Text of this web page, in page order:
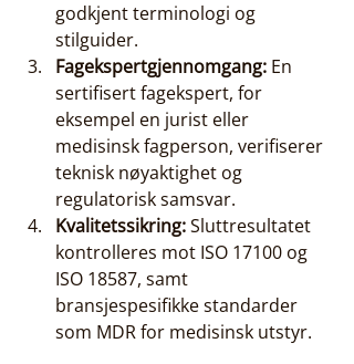
godkjent terminologi og
stilguider.
Fagekspertgjennomgang: En
sertifisert fagekspert, for
eksempel en jurist eller
medisinsk fagperson, verifiserer
teknisk nøyaktighet og
regulatorisk samsvar.
Kvalitetssikring: Sluttresultatet
kontrolleres mot ISO 17100 og
ISO 18587, samt
bransjespesifikke standarder
som MDR for medisinsk utstyr.